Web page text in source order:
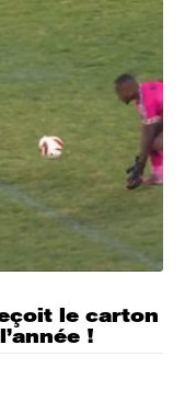
le carton
!